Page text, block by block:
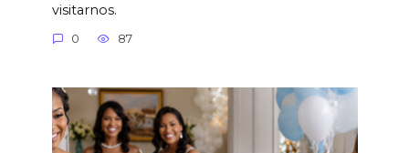
visitarnos.
0 87